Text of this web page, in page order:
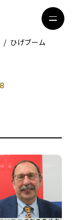
/ ひげブーム